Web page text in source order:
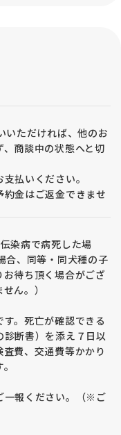
いただければ、他のお
商談中の状態へと切
払いください。
金はご返金できませ
染病で病死した場
合、同等・同犬種の子
待ち頂く場合がござ
ん。）
。死亡が確認できる
断書）を添え７日以
費、交通費等かかり
一報ください。（※ご